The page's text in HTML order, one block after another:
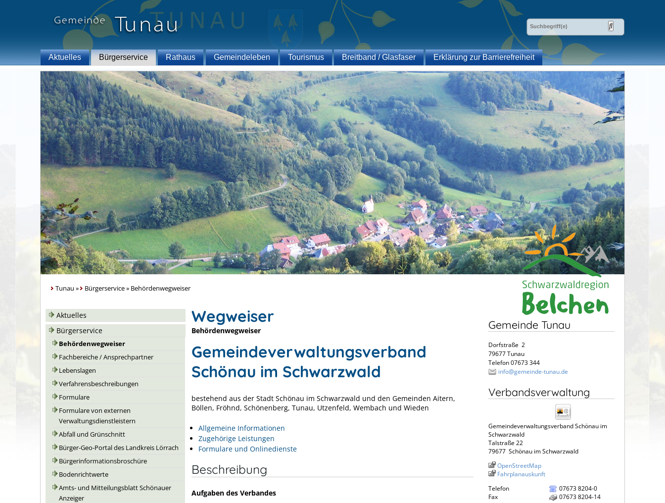
Aktuelles Bürgerservice Rathaus Gemeindeleben Tourismus Breitband / Glasfaser Erklärung zur Barrierefreiheit
Tunau » Bürgerservice» Behördenwegweiser
Aktuelles
Bürgerservice
Behördenwegweiser
Fachbereiche / Ansprechpartner
Lebenslagen
Verfahrensbeschreibungen
Formulare
Formulare von externen
Verwaltungsdienstleistern
Abfall und Grünschnitt
Bürger-Geo-Portal des Landkreis Lörrach
Bürgerinformationsbroschüre
Bodenrichtwerte
Amts- und Mitteilungsblatt Schönauer
Anzeiger
Wegweiser
Behördenwegweiser
Gemeindeverwaltungsverband
Schönau im Schwarzwald
bestehend aus der Stadt Schönau im Schwarzwald und den Gemeinden Aitern,
Böllen, Fröhnd, Schönenberg, Tunau, Utzenfeld, Wembach und Wieden
Allgemeine Informationen
Zugehörige Leistungen
Formulare und Onlinedienste
Beschreibung
Aufgaben des Verbandes
Gemeinde Tunau
Dorfstraße 2
79677 Tunau
Telefon 07673 344
info@gemeinde-tunau.de
Verbandsverwaltung
Gemeindeverwaltungsverband Schönau im
Schwarzwald
Talstraße 22
79677 Schönau im Schwarzwald
OpenStreetMap
Fahrplanauskunft
Telefon
07673 8204-0
Fax
07673 8204-14